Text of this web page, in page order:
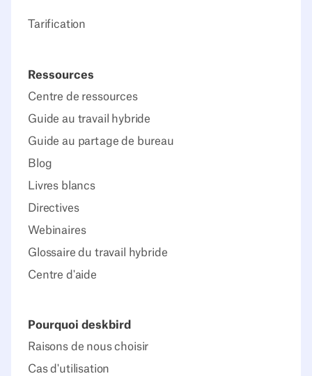
Tarification
Ressources
Centre de ressources
Guide au travail hybride
Guide au partage de bureau
Blog
Livres blancs
Directives
Webinaires
Glossaire du travail hybride
Centre d'aide
Pourquoi deskbird
Raisons de nous choisir
Cas d'utilisation